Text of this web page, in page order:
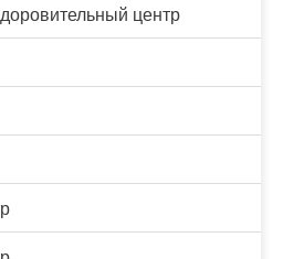
центр